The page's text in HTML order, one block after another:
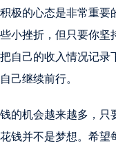
极的心态是非常重要
小挫折，但只要你坚
自己的收入情况记录
己继续前行。
的机会越来越多，只
钱并不是梦想。希望